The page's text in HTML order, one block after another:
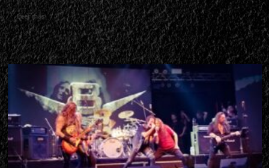
Leer másRead
more
about
<small>Nro.
2
Septiembre
1996<span>
|
</span>
</small>
<div>De
Delfines
y